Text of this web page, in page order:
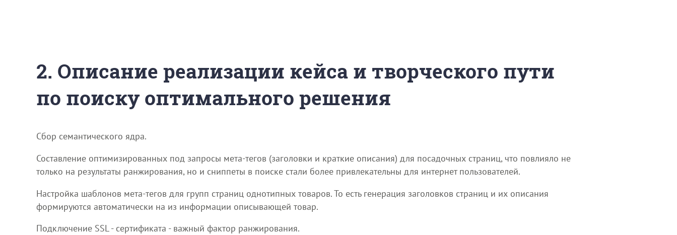
2. Описание реализации кейса и творческого пути
по поиску оптимального решения
Сбор семантического ядра.
Составление оптимизированных под запросы мета-тегов (заголовки и краткие описания) для посадочных страниц, что повлияло не
только на результаты ранжирования, но и сниппеты в поиске стали более привлекательны для интернет пользователей.
Настройка шаблонов мета-тегов для групп страниц однотипных товаров. То есть генерация заголовков страниц и их описания
формируются автоматически на из информации описывающей товар.
Подключение SSL - сертификата - важный фактор ранжирования.